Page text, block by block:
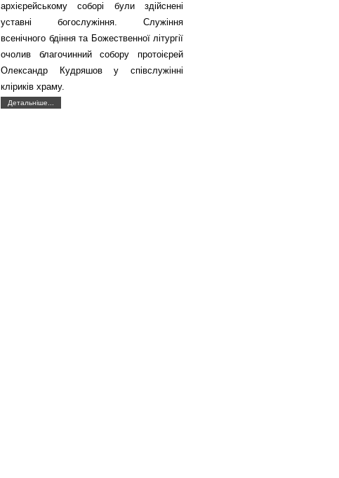
архієрейському соборі були здійснені
уставні богослужіння. Служіння
всенічного бдіння та Божественної літургії
очолив благочинний собору протоієрей
Олександр Кудряшов у співслужінні
кліриків храму.
Детальніше...